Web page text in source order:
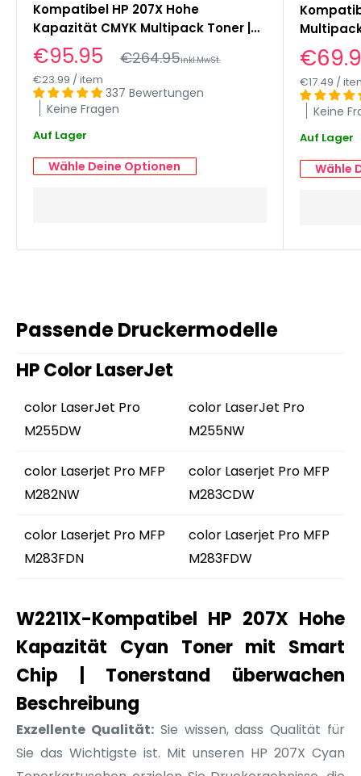
Kompatibel HP 207X Hohe
Kapazität CMYK Multipack Toner |
Smart Chips | Tonerstand
überwachen
Sonderpreis
€95.95 Normalpreis
€264.95inkl.MwSt.
€23.99 / item
337 Bewertungen
Keine Fragen
Auf Lager
Wähle Deine Optionen
€17.49 /
Keine
Auf Lager
Wähle
Passende Druckermodelle
HP Color LaserJet
color LaserJet Pro
M255DW
color LaserJet Pro
M255NW
color Laserjet Pro MFP
M282NW
color Laserjet Pro MFP
M283CDW
color Laserjet Pro MFP
M283FDN
color Laserjet Pro MFP
M283FDW
W2211X-Kompatibel HP 207X Hohe
Kapazität Cyan Toner mit Smart
Chip | Tonerstand überwachen
Beschreibung
Exzellente Qualität:Sie wissen, dass Qualität für
Sie das Wichtigste ist. Mit unseren HP 207X Cyan